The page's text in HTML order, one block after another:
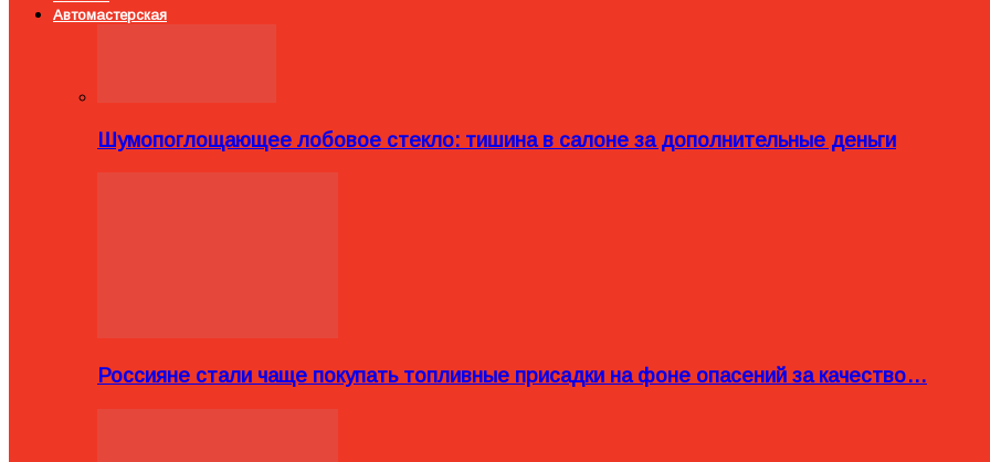
Автомастерская
Шумопоглощающее лобовое стекло: тишина в салоне за дополнительные деньги
Россияне стали чаще покупать топливные присадки на фоне опасений за качество…